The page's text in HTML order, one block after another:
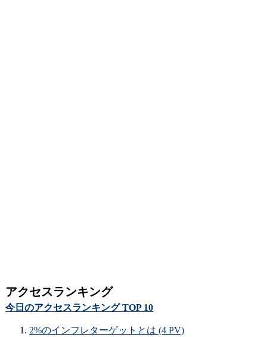
アクセスランキング
今日のアクセスランキング TOP 10
2%のインフレターゲットとは (4 PV)